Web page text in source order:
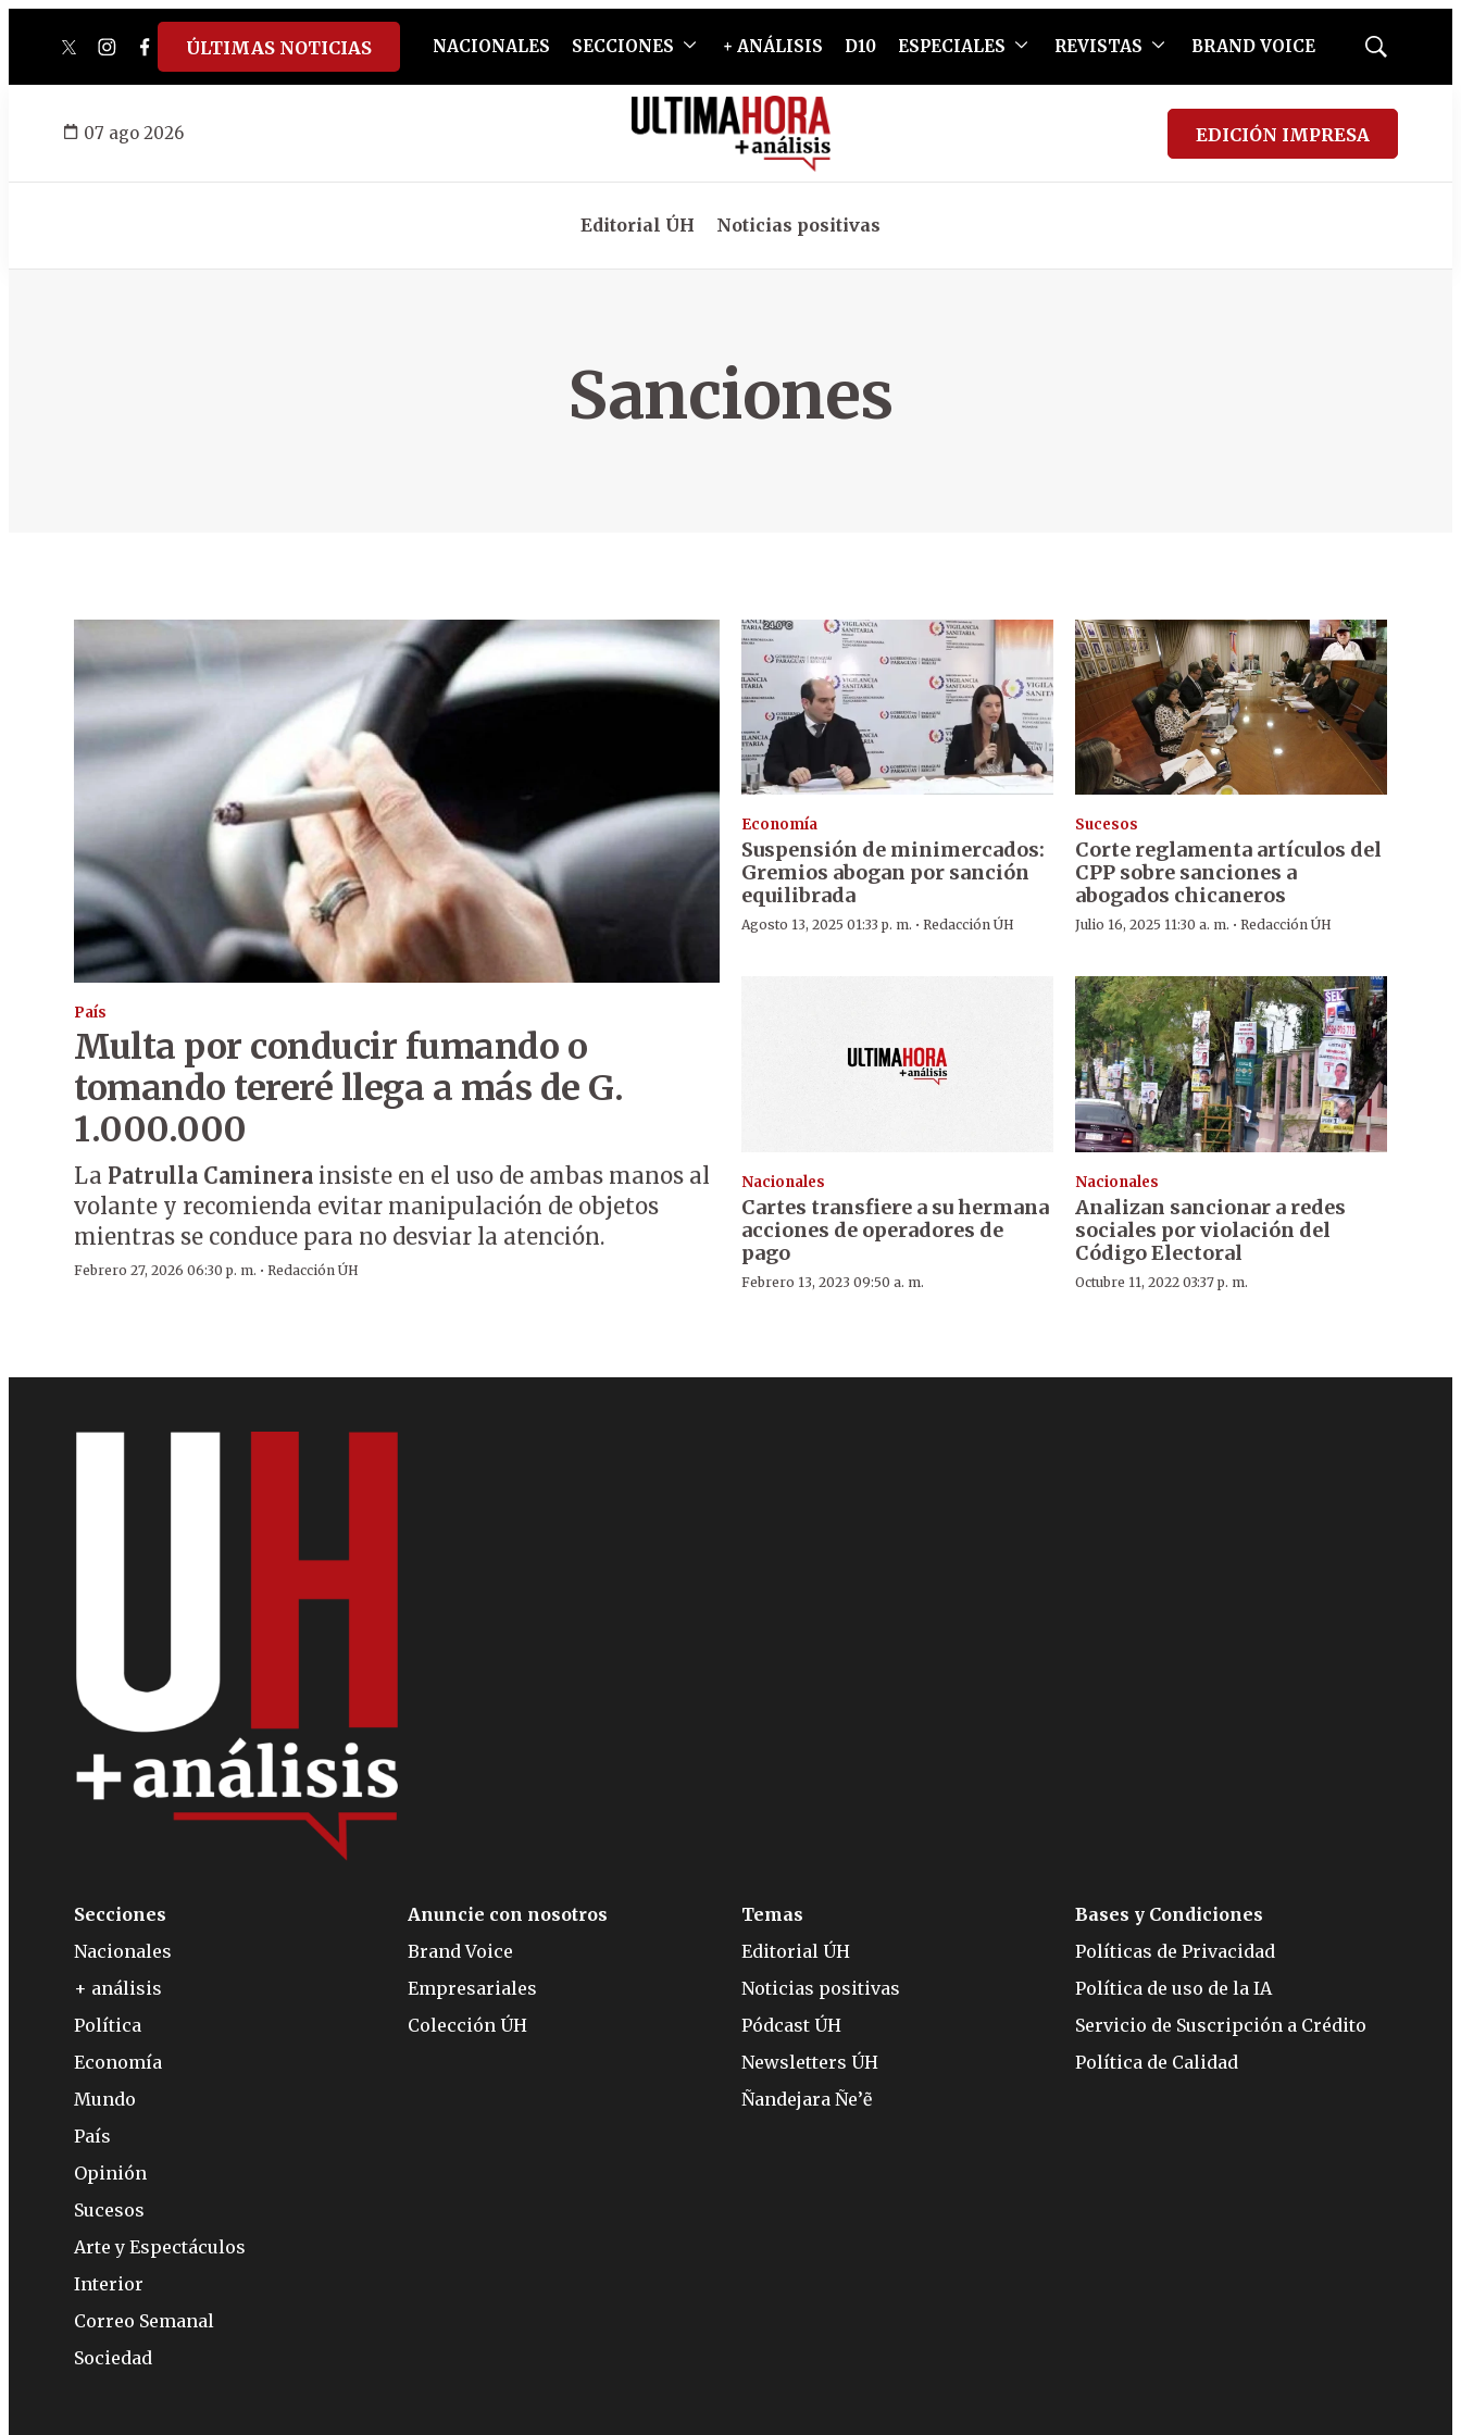
twitterinstagram
facebook
tiktokyoutube
spotify
ÚLTIMAS NOTICIAS NACIONALES SECCIONES + ANÁLISIS D10 ESPECIALES REVISTAS BRAND VOICE
Mostrar
07 ago 2026 EDICIÓN IMPRESA
Editorial ÚH Noticias positivas
Sanciones
País
Multa por conducir fumando o
tomando tereré llega a más de G.
1.000.000
La Patrulla Caminera insiste en el uso de ambas manos al
volante y recomienda evitar manipulación de objetos
mientras se conduce para no desviar la atención.
Febrero 27, 2026 06:30 p. m. · Redacción ÚH
Economía
Suspensión de minimercados:
Gremios abogan por sanción
equilibrada
Agosto 13, 2025 01:33 p. m. · Redacción ÚH
Sucesos
Corte reglamenta artículos del
CPP sobre sanciones a
abogados chicaneros
Julio 16, 2025 11:30 a. m. · Redacción ÚH
Nacionales
Cartes transfiere a su hermana
acciones de operadores de
pago
Febrero 13, 2023 09:50 a. m.
Nacionales
Analizan sancionar a redes
sociales por violación del
Código Electoral
Octubre 11, 2022 03:37 p. m.
Secciones
Nacionales
+ análisis
Política
Economía
Mundo
País
Opinión
Sucesos
Arte y Espectáculos
Interior
Correo Semanal
Sociedad
Anuncie con nosotros
Brand Voice
Empresariales
Colección ÚH
Temas
Editorial ÚH
Noticias positivas
Pódcast ÚH
Newsletters ÚH
Ñandejara Ñe’ẽ
Bases y Condiciones
Políticas de Privacidad
Política de uso de la IA
Servicio de Suscripción a Crédito
Política de Calidad